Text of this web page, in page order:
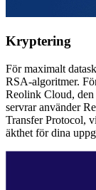
Kryptering
För maximalt
RSA-algoritmer.
Reolink Cloud, den
servrar använder
Transfer Protocol,
äkthet för dina